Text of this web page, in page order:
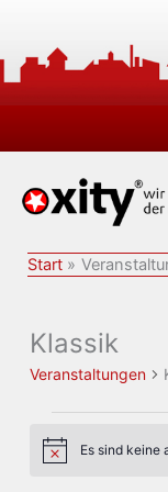
springen
Start
Klassik
Veranstaltungen
HinweisEs sind keine